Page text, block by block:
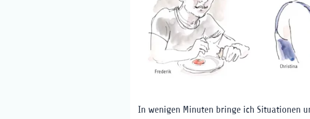
In wenigen Minuten bringe ich Situationen